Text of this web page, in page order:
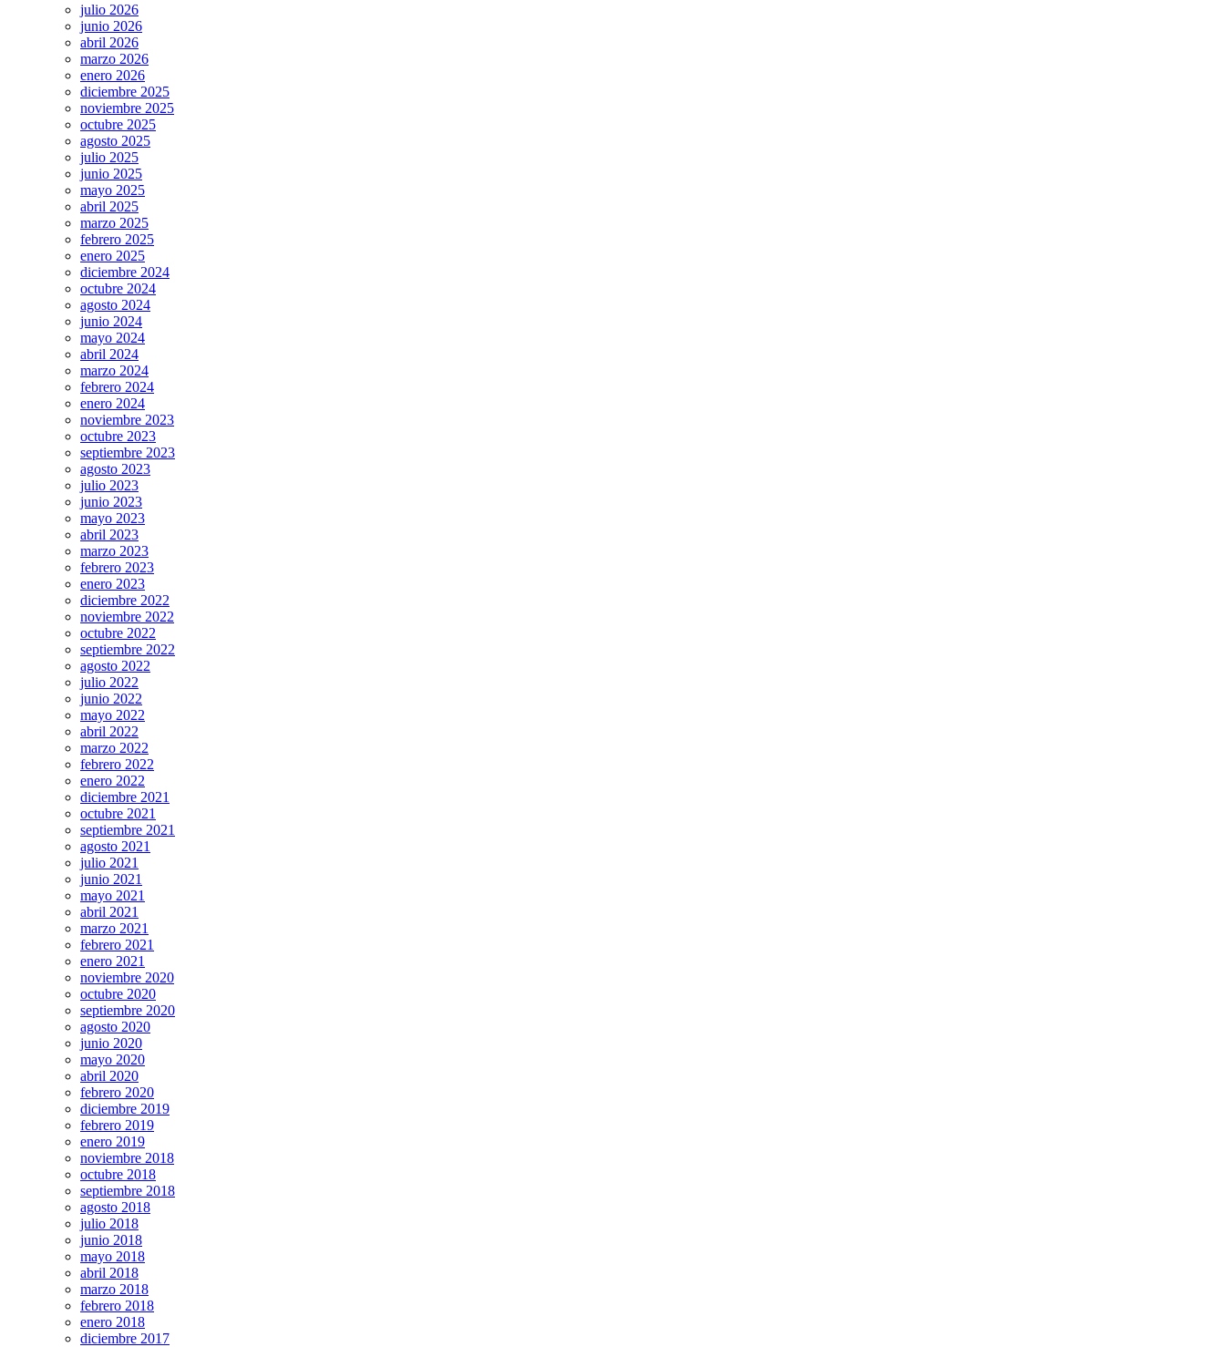
julio 2026
junio 2026
abril 2026
marzo 2026
enero 2026
diciembre 2025
noviembre 2025
octubre 2025
agosto 2025
julio 2025
junio 2025
mayo 2025
abril 2025
marzo 2025
febrero 2025
enero 2025
diciembre 2024
octubre 2024
agosto 2024
junio 2024
mayo 2024
abril 2024
marzo 2024
febrero 2024
enero 2024
noviembre 2023
octubre 2023
septiembre 2023
agosto 2023
julio 2023
junio 2023
mayo 2023
abril 2023
marzo 2023
febrero 2023
enero 2023
diciembre 2022
noviembre 2022
octubre 2022
septiembre 2022
agosto 2022
julio 2022
junio 2022
mayo 2022
abril 2022
marzo 2022
febrero 2022
enero 2022
diciembre 2021
octubre 2021
septiembre 2021
agosto 2021
julio 2021
junio 2021
mayo 2021
abril 2021
marzo 2021
febrero 2021
enero 2021
noviembre 2020
octubre 2020
septiembre 2020
agosto 2020
junio 2020
mayo 2020
abril 2020
febrero 2020
diciembre 2019
febrero 2019
enero 2019
noviembre 2018
octubre 2018
septiembre 2018
agosto 2018
julio 2018
junio 2018
mayo 2018
abril 2018
marzo 2018
febrero 2018
enero 2018
diciembre 2017